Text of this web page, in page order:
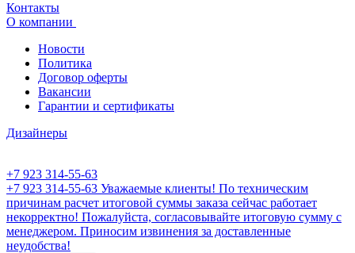
Контакты
О компании
Новости
Политика
Договор оферты
Вакансии
Гарантии и сертификаты
Дизайнеры
+7 923 314-55-63
+7 923 314-55-63 Уважаемые клиенты! По техническим
причинам расчет итоговой суммы заказа сейчас работает
некорректно! Пожалуйста, согласовывайте итоговую сумму с
менеджером. Приносим извинения за доставленные
неудобства!